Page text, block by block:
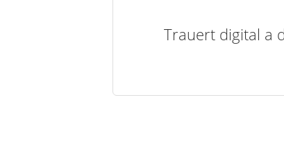
Trauert digital a